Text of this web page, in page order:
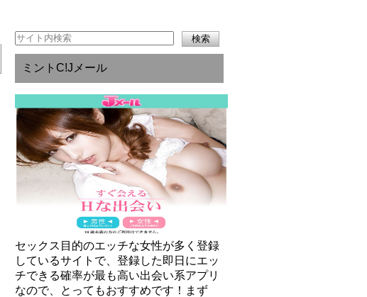
ミントC!Jメール
セックス目的のエッチな女性が多く登録
しているサイトで、登録した即日にエッ
チできる確率が最も高い出会い系アプリ
なので、とってもおすすめです！まず